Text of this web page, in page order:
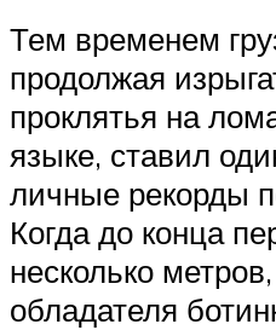
Тем временем
продолжая
проклятья на
языке, ставил
личные рекорды
Когда до конца
несколько
обладателя